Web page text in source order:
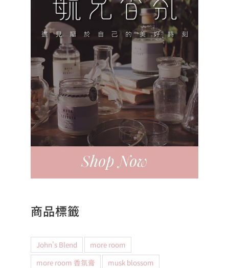
商品標籤
John's Blend
more room
more room 香氛膏
musk blossom